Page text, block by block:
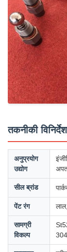
तकनीकी विनिर्देश
अनुप्रयोग
उद्योग
सील ब्रांड
पेंट रंग
सामग्री
विकल्प